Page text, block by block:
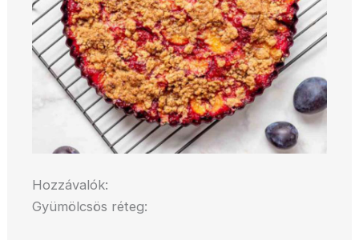
Hozzávalók:
Gyümölcsös réteg: